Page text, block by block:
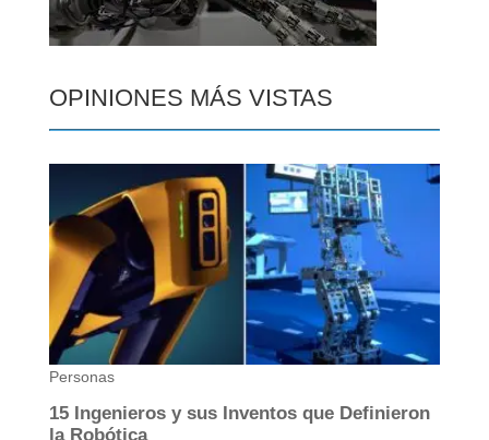
OPINIONES MÁS VISTAS